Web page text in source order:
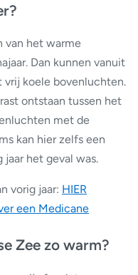
van het warme
Dan kunnen vanuit
vrij koele bovenluchten.
ontstaan tussen het
met de
kan hier zelfs een
het geval was.
vorig jaar: HIER
een Medicane
Zee zo warm?